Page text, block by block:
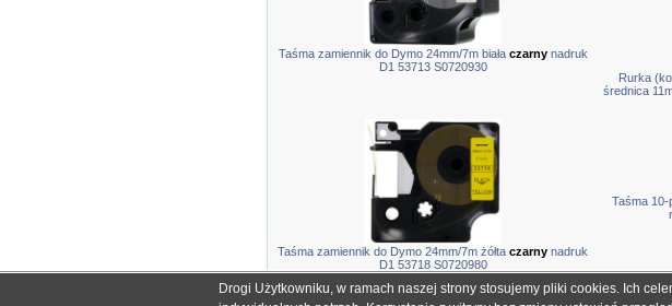
Taśma zamiennik do Dymo 24mm/7m białaczarnynadruk
D1 53713 S0720930
Rurka
średnica
Taśma zamiennik do Dymo 24mm/7m żółta czarny nadruk
D1 53718 S0720980
Taśma 10-
Wszystkie nazwy i znaki handlowe użyte na stronie sklepu dobretonery.pl są znakami
Drogi Użytkowniku, w ramach naszej strony stosujemy pliki cookies. Ich